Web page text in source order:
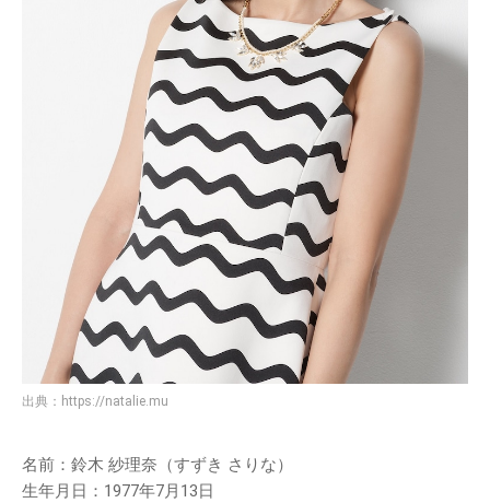
出典： https://natalie.mu
名前：鈴木 紗理奈（すずき さりな）
生年月日：1977年7月13日